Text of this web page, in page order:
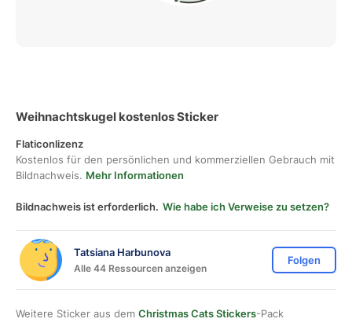
Weihnachtskugel kostenlos Sticker
Flaticonlizenz
Kostenlos für den persönlichen und kommerziellen Gebrauch mit
Bildnachweis. Mehr Informationen
Bildnachweis ist erforderlich. Wie habe ich Verweise zu setzen?
Tatsiana Harbunova
Alle 44 Ressourcen anzeigen
Folgen
Weitere Sticker aus dem Christmas Cats Stickers-Pack